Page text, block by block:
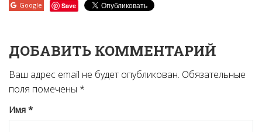
Google Save
ДОБАВИТЬ КОММЕНТАРИЙ
Ваш адрес email не будет опубликован. Обязательные
поля помечены *
Имя *